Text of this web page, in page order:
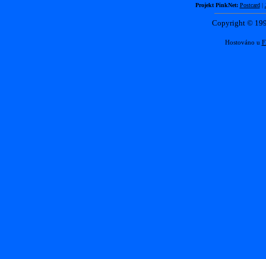
Projekt PinkNet: Postcard|
Copyright ©
Hostováno u